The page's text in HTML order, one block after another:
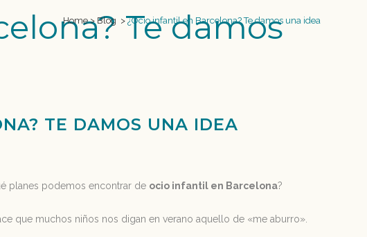
Te damos
Home> Blog >¿Ocio infantil en Barcelona? Te damos una idea
TE DAMOS UNA IDEA
planes podemos encontrar de ocio infantil en Barcelona?
que muchos niños nos digan en verano aquello de «me aburro».